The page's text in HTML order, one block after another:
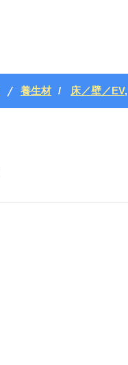
養生材 床／壁／EV,